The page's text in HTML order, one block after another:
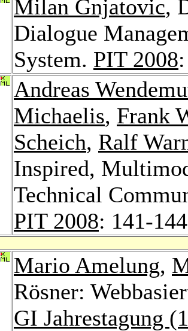
Milan Gnjatovic,
Dialogue
System. PIT 2008
Andreas
Michaelis, Frank
Scheich, Ralf
Inspired,
Technical
PIT 2008: 141-144
Mario Amelung,
Rösner:
GI Jahrestagung